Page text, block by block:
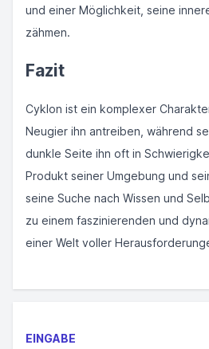
und einer Möglichkeit, seine
zähmen.
Fazit
Cyklon ist ein komplexer
Neugier ihn antreiben, während
dunkle Seite ihn oft in
Produkt seiner Umgebung und
seine Suche nach Wissen und
zu einem faszinierenden und
einer Welt voller
EINGABE